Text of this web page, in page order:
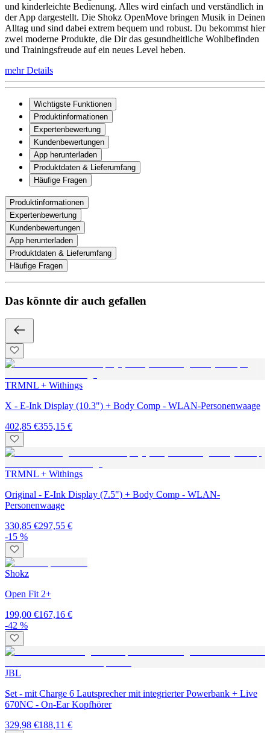
und kinderleichte Bedienung. Alles wird einfach und verständlich in
der App dargestellt. Die Shokz OpenMove bringen Musik in Deinen
Alltag und sind dabei extrem bequem und robust. Du bekommst hier
zwei moderne Produkte, die Dir das gesundheitliche Wohlbefinden
und Trainingsfreude auf ein neues Level heben.
mehr Details
Wichtigste Funktionen
Produktinformationen
Expertenbewertung
Kundenbewertungen
App herunterladen
Produktdaten & Lieferumfang
Häufige Fragen
Produktinformationen
Expertenbewertung
Kundenbewertungen
App herunterladen
Produktdaten & Lieferumfang
Häufige Fragen
Das könnte dir auch gefallen
TRMNL + Withings
X - E-Ink Display (10.3") + Body Comp - WLAN-Personenwaage
402,85 €355,15 €
TRMNL + Withings
Original - E-Ink Display (7.5") + Body Comp - WLAN-
Personenwaage
330,85 €297,55 €
-15 %
Shokz
Open Fit 2+
199,00 €167,16 €
-42 %
JBL
Set - mit Charge 6 Lautsprecher mit integrierter Powerbank + Live
670NC - On-Ear Kopfhörer
329,98 €188,11 €